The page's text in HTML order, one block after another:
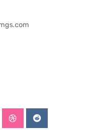
StumbleUpon
Reddit